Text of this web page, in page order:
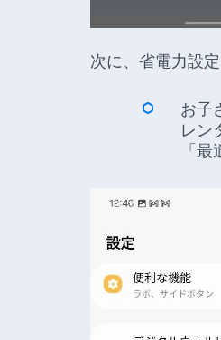
次に、省電力設
お子
レン
「